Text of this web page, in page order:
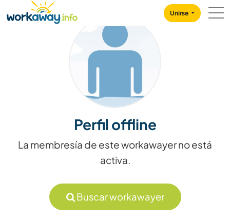
CONTENT
MAIN NAVIGATION
Unirse
Perfil offline
La membresía de este workawayer no está
activa.
Buscar workawayer